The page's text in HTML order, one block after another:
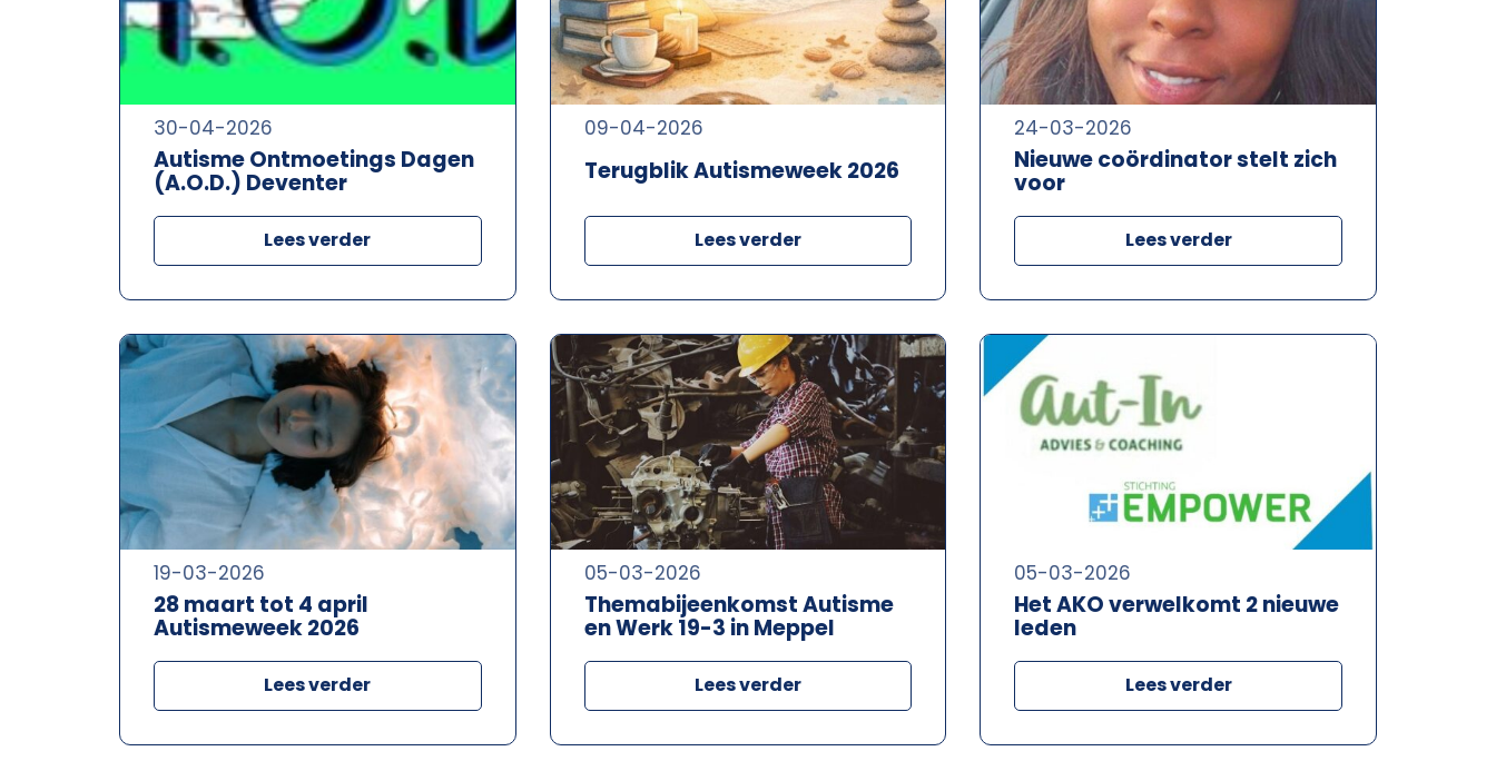
Autisme Ontmoetings Dagen
(A.O.D.) Deventer
30-04-2026
Lees verder
Terugblik Autismeweek 2026
09-04-2026
Lees verder
Nieuwe coördinator stelt zich
voor
24-03-2026
Lees verder
28 maart tot 4 april
Autismeweek 2026
19-03-2026
Lees verder
Themabijeenkomst Autisme
en Werk 19-3 in Meppel
05-03-2026
Lees verder
Het AKO verwelkomt 2 nieuwe
leden
05-03-2026
Lees verder